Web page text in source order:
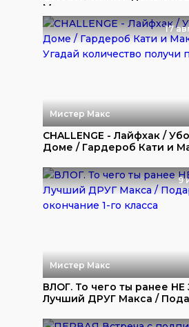
Мур...
17
Мистер Макс
CHALLENGE - Лайфхак /
Доме / Гардероб Кати и
9
Мистер Макс
ВЛОГ. То чего ты ранее
Лучший ДРУГ Макса /